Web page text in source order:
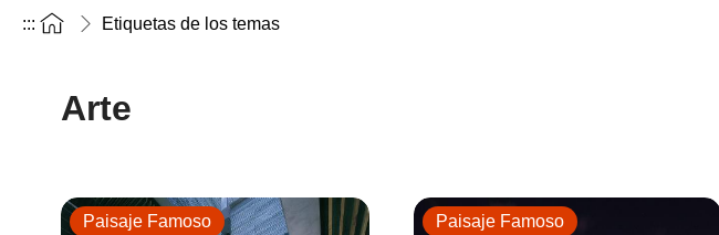
::: Etiquetas de los temas
Arte
Paisaje Famoso Paisaje Famoso